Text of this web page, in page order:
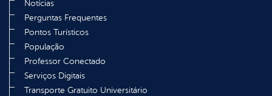
Notícias
Perguntas Frequentes
Pontos Turísticos
População
Professor Conectado
Serviços Digitais
Transporte Gratuito Universitário